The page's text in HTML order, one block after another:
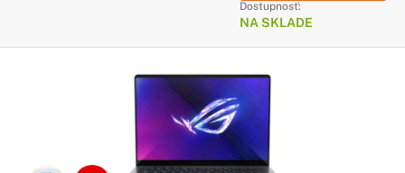
Dostupnosť:
NA SKLADE